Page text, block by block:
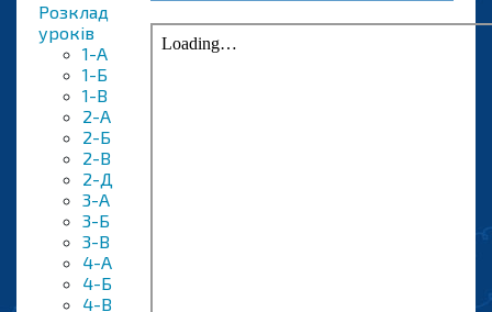
Розклад
уроків
1-А
1-Б
1-В
2-А
2-Б
2-B
2-Д
3-A
3-Б
3-B
4-A
4-Б
4-В